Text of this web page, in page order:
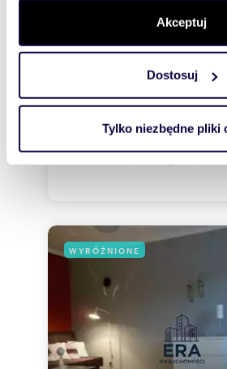
. W Deklaracji
zmienić lub wycofać swoją zgodę w
Wykorzystujemy pliki cookie do
i reklam, aby oferować funkcje
korzystasz z naszej witryny,
Akceptuj
Dostosuj
Tylko niezbędne pliki
Wynajmę nowoczesne studio 33 m² w
centrum Łodzi
+ czynsz: 550 zł
mieszkanie Łódź,
Przedstawiamy nowoczesne i
powierzchni 33m 2 w nowym
WYRÓŻNIONE